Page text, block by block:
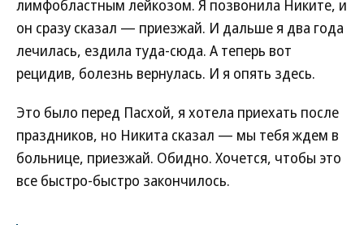
лимфобластным лейкозом. Я позвонила Никите, и
он сразу сказал — приезжай. И дальше я два года
лечилась, ездила туда-сюда. А теперь вот
рецидив, болезнь вернулась. И я опять здесь.
Это было перед Пасхой, я хотела приехать после
праздников, но Никита сказал — мы тебя ждем в
больнице, приезжай. Обидно. Хочется, чтобы это
все быстро-быстро закончилось.